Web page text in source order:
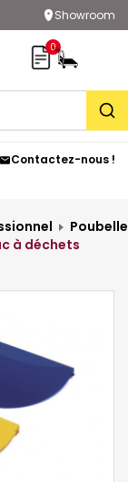
Showroom
0
Contactez-nous !
Poubelle
à déchets